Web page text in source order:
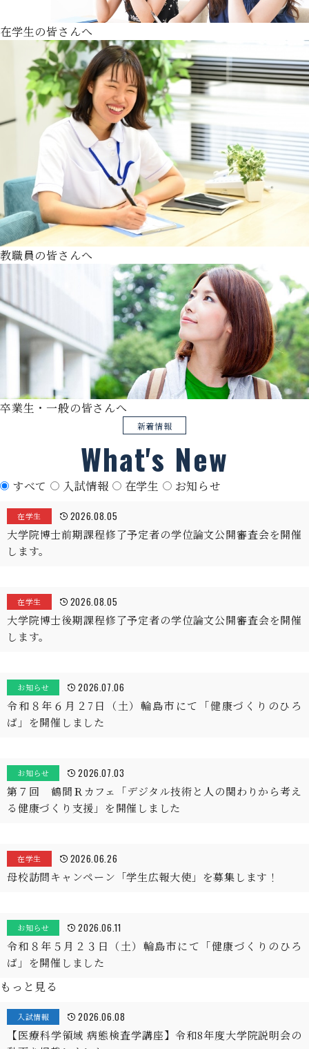
在学生の皆さんへ
教職員の皆さんへ
卒業生・一般の皆さんへ
新着情報
What's New
すべて 入試情報 在学生 お知らせ
在学生 2026.08.05
大学院博士前期課程修了予定者の学位論文公開審査会を開催
します。
在学生 2026.08.05
大学院博士後期課程修了予定者の学位論文公開審査会を開催
します。
お知らせ 2026.07.06
令和８年６月２7日（土）輪島市にて「健康づくりのひろ
ば」を開催しました
お知らせ 2026.07.03
第７回 鶴間Ｒカフェ「デジタル技術と人の関わりから考え
る健康づくり支援」を開催しました
在学生 2026.06.26
母校訪問キャンペーン「学生広報大使」を募集します！
お知らせ 2026.06.11
令和８年５月２３日（土）輪島市にて「健康づくりのひろ
ば」を開催しました
もっと見る
入試情報 2026.06.08
【医療科学領域 病態検査学講座】令和8年度大学院説明会の